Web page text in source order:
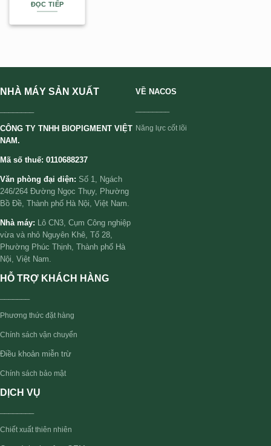
ĐỌC TIẾP
NHÀ MÁY SẢN XUẤT
CÔNG TY TNHH BIOPIGMENT VIỆT
NAM.
Mã số thuế: 0110688237
Văn phòng đại diện: Số 1, Ngách
246/264 Đường Ngọc Thụy, Phường
Bồ Đề, Thành phố Hà Nội, Việt Nam.
Nhà máy:
Lô CN3, Cụm Công nghiệp
vừa và nhỏ Nguyên Khê, Tổ 28,
Phường Phúc Thịnh, Thành phố Hà
Nội, Việt Nam.
VỀ NACOS
Năng lực cốt lõi
HỖ TRỢ KHÁCH HÀNG
Phương thức đặt hàng
Chính sách vận chuyển
Điều khoản miễn trừ
Chính sách bảo mật
DỊCH VỤ
Chiết xuất thiên nhiên